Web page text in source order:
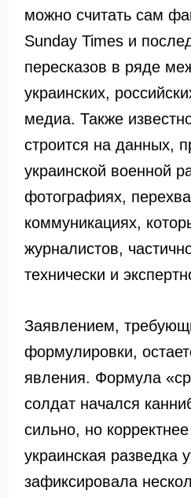
можно считать сам
Sunday Times и
пересказов в ряде
украинских,
медиа. Также
строится на данных,
украинской военной
фотографиях,
коммуникациях,
журналистов,
технически и
Заявлением,
формулировки,
явления. Формула
солдат начался
сильно, но
украинская разведка
зафиксировала